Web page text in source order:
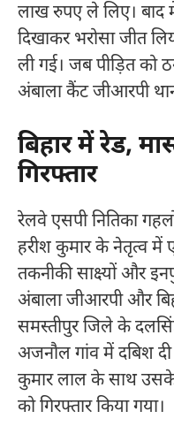
लाख रुपए ले लिए। बाद
दिखाकर भरोसा जीत
ली गई। जब पीड़ित को
अंबाला कैंट जीआरपी
बिहार में रेड,
गिरफ्तार
रेलवे एसपी नितिका
हरीश कुमार के नेतृत्व में
तकनीकी साक्ष्यों और
अंबाला जीआरपी और
समस्तीपुर जिले के
अजनौल गांव में दबिश
कुमार लाल के साथ
को गिरफ्तार किया गया।